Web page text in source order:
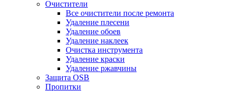
Очистители
Все очистители после ремонта
Удаление плесени
Удаление обоев
Удаление наклеек
Очистка инструмента
Удаление краски
Удаление ржавчины
Защита OSB
Пропитки